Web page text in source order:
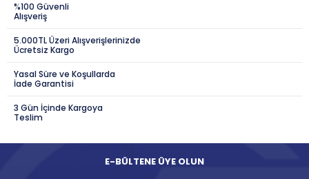
%100 Güvenli
Alışveriş
5.000TL Üzeri Alışverişlerinizde
Ücretsiz Kargo
Yasal Süre ve Koşullarda
İade Garantisi
3 Gün İçinde Kargoya
Teslim
E-BÜLTENE ÜYE OLUN